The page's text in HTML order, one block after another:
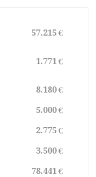
57.215 €
1.771 €
8.180 €
5.000 €
2.775 €
3.500 €
78.441 €